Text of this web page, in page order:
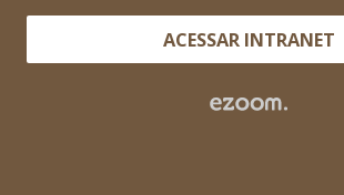
ACESSAR INTRANET